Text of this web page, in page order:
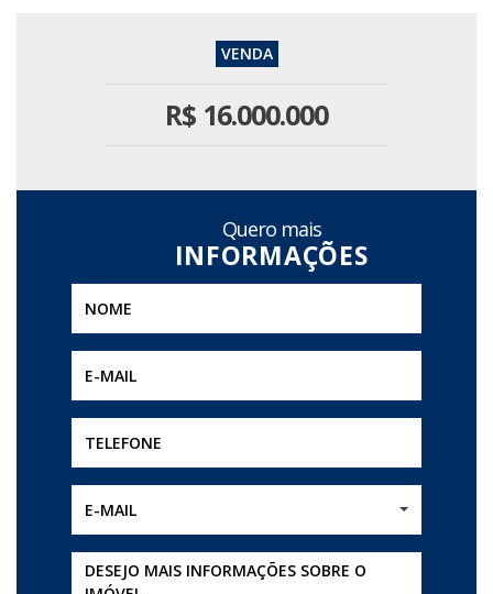
R$ 16.000.000
Quero mais
E-MAIL